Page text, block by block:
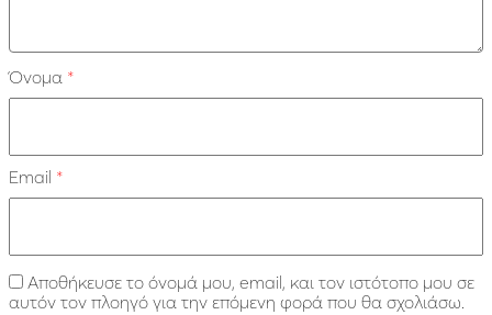
Όνομα *
Email *
Αποθήκευσε το όνομά μου, email, και τον ιστότοπο μου σε
αυτόν τον πλοηγό για την επόμενη φορά που θα σχολιάσω.